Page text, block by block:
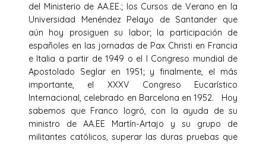
del Ministerio de AA.EE.; los Cursos de Verano en la
Universidad Menéndez Pelayo de Santander que
aún hoy prosiguen su labor; la participación de
españoles en las jornadas de Pax Christi en Francia
e Italia a partir de 1949 o el I Congreso mundial de
Apostolado Seglar en 1951; y finalmente, el más
importante, el XXXV Congreso Eucarístico
Internacional, celebrado en Barcelona en 1952. Hoy
sabemos que Franco logró, con la ayuda de su
ministro de AA.EE Martín-Artajo y su grupo de
militantes católicos, superar las duras pruebas que